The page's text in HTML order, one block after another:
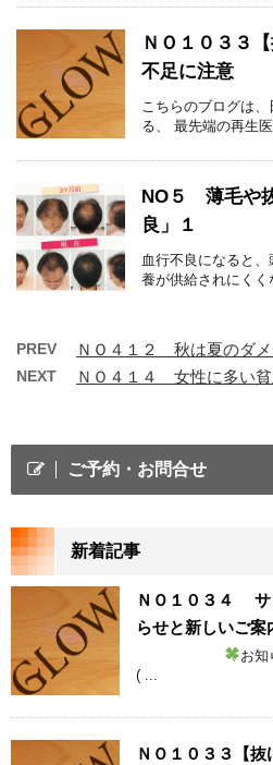
ＮＯ１０３３
不足に注意
こちらのブログは
る、 最先端の再生
NO５ 薄毛や
良」１
血行不良になると
養が供給されにく
PREV ＮＯ４１２ 秋は夏のダ
NEXT ＮＯ４１４ 女性に多い
ご予約・お問合せ
新着記事
ＮＯ１０３４ サ
らせと新しいご案
お知
( ...
ＮＯ１０３３【